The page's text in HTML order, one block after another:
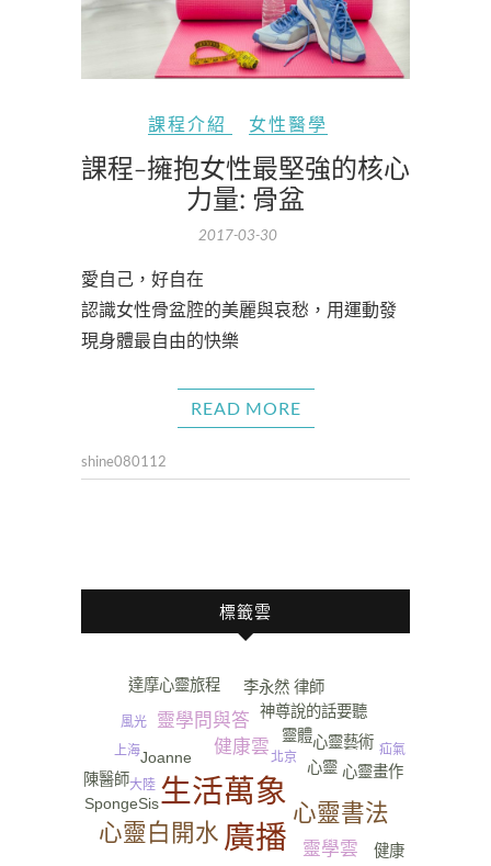
課程介紹 女性醫學
課程-擁抱女性最堅強的核心
力量: 骨盆
2017-03-30
愛自己，好自在
認識女性骨盆腔的美麗與哀愁，用運動發
現身體最自由的快樂
READ MORE
shine080112
標籤雲
廣播
生活萬象
心靈白開水
心靈書法
健康雲
靈學問與答
靈學雲
心靈
靈體
Joanne
神尊說的話要聽
心靈畫作
SpongeSis
李永然 律師
健康
陳醫師
心靈藝術
達摩心靈旅程
上海
風光
大陸
北京
疝氣